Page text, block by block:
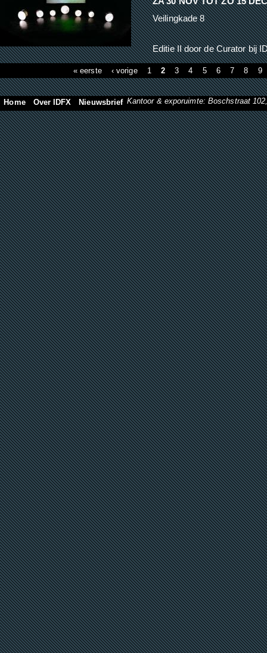
Veilingkade 8
Editie II door de Curator bij
« eerste ‹ vorige 1 2 3 4 5 6 7 8 9
Home Over IDFX Nieuwsbrief Kantoor & exporuimte: Boschstraat